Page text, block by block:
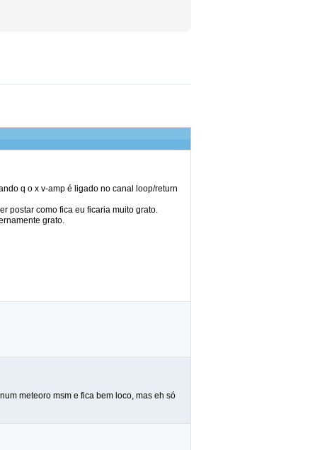
q o x v-amp é ligado no canal loop/return
postar como fica eu ficaria muito grato.
grato.
meteoro msm e fica bem loco, mas eh só